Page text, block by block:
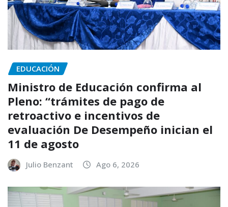
EDUCACIÓN
Ministro de Educación confirma al
Pleno: “trámites de pago de
retroactivo e incentivos de
evaluación De Desempeño inician el
11 de agosto
Julio Benzant Ago 6, 2026